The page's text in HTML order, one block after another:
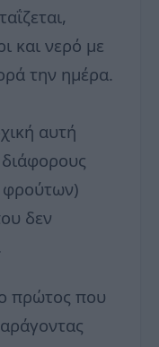
και νερό με
την ημέρα.
αυτή
φρούτων)
δεν
πρώτος που